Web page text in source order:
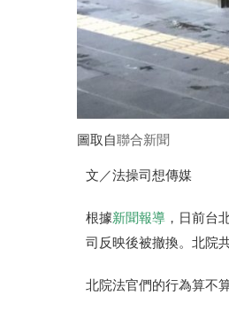
圖取自聯合新聞
文／法操司想傳媒
根據新聞報導 ，日前台
司反映後被撤換。北院
北院法官們的行為算不